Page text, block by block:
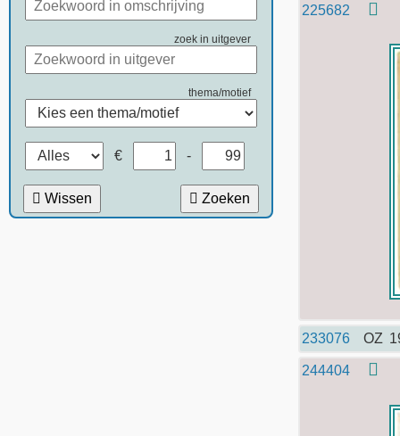
zoek in uitgever
thema/motief
€ -
Wissen Zoeken
225682
233076 OZ
244404